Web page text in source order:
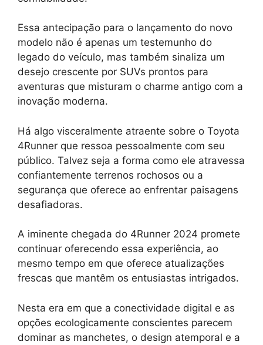
Essa antecipação para o lançamento do novo
modelo não é apenas um testemunho do
legado do veículo, mas também sinaliza um
desejo crescente por SUVs prontos para
aventuras que misturam o charme antigo com a
inovação moderna.
Há algo visceralmente atraente sobre o Toyota
4Runner que ressoa pessoalmente com seu
público. Talvez seja a forma como ele atravessa
confiantemente terrenos rochosos ou a
segurança que oferece ao enfrentar paisagens
desafiadoras.
A iminente chegada do 4Runner 2024 promete
continuar oferecendo essa experiência, ao
mesmo tempo em que oferece atualizações
frescas que mantêm os entusiastas intrigados.
Nesta era em que a conectividade digital e as
opções ecologicamente conscientes parecem
dominar as manchetes, o design atemporal e a